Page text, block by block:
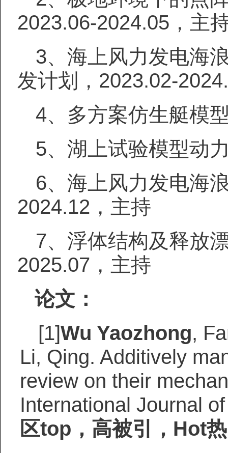
2023.06-2024.05，主
3、海上风力发电海
发计划，2023.02-
4、多方案仿生艇模
5、湖上试验模型动
6、海上风力发电海
2024.12，主持
7、浮体结构及释放
2025.07，主持
论文：
[1]Wu Yaozhong,
Li, Qing. Additively
review on their
International Journal
区top，高被引，Hot